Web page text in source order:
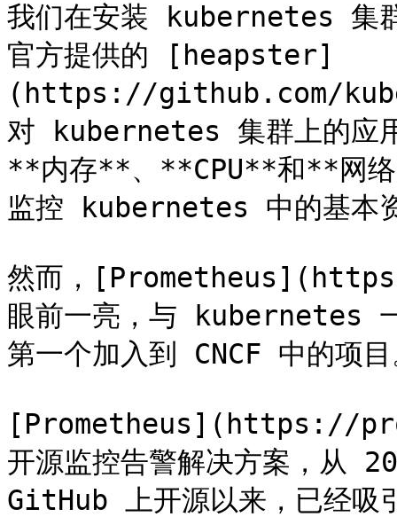
我们在安装 kubernetes 集
官方提供的 [heapster]
(https://github.com/
对 kubernetes 集群上的应
**内存**、**CPU**和**网络
监控 kubernetes 中的基本
然而，
眼前一亮，与 kubernetes
第一个加入到 CNCF 中的项
[Prometheus](https://
开源监控告警解决方案，从
GitHub 上开源以来，已经吸